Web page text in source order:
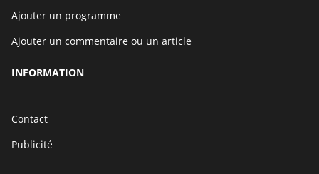
Ajouter un programme
Ajouter un commentaire ou un article
INFORMATION
Contact
Publicité